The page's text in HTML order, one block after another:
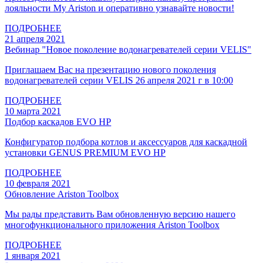
лояльности My Ariston и оперативно узнавайте новости!
ПОДРОБНЕЕ
21 апреля 2021
Вебинар "Новое поколение водонагревателей серии VELIS"
Приглашаем Вас на презентацию нового поколения
водонагревателей серии VELIS 26 апреля 2021 г в 10:00
ПОДРОБНЕЕ
10 марта 2021
Подбор каскадов EVO HP
Конфигуратор подбора котлов и аксессуаров для каскадной
установки GENUS PREMIUM EVO HP
ПОДРОБНЕЕ
10 февраля 2021
Обновление Ariston Toolbox
Мы рады представить Вам обновленную версию нашего
многофункционального приложения Ariston Toolbox
ПОДРОБНЕЕ
1 января 2021